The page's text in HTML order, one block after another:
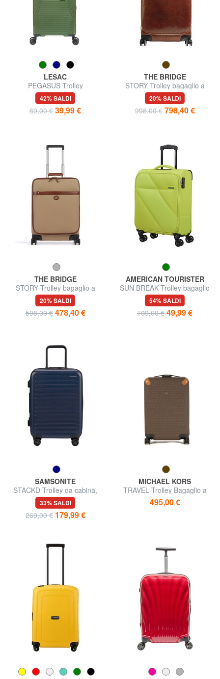
LESAC
PEGASUS Trolley
Underseater ok Easyjet
42% SALDI
69,00 € 39,99 €
THE BRIDGE
STORY Trolley bagaglio a
mano, in pelle
20% SALDI
998,00 € 798,40 €
THE BRIDGE
STORY Trolley bagaglio a
mano
20% SALDI
598,00 € 478,40 €
AMERICAN TOURISTER
SUN BREAK Trolley bagaglio
a mano
54% SALDI
109,00 € 49,99 €
SAMSONITE
STACKD Trolley da cabina,
espandibile
33% SALDI
269,00 € 179,99 €
MICHAEL KORS
TRAVEL Trolley Bagaglio a
Mano
495,00 €